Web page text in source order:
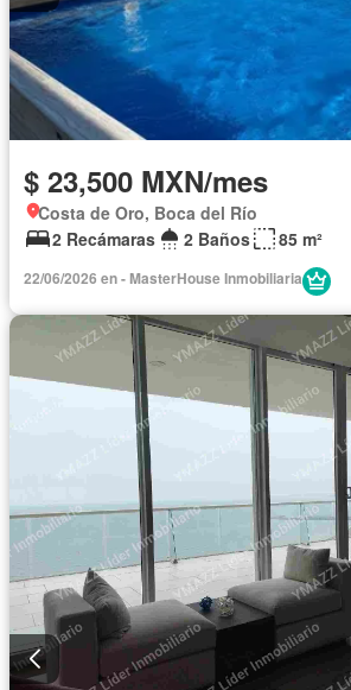
$ 23,500 MXN/mes
Costa de Oro, Boca del Río
2 Recámaras
2 Baños 85 m²
22/06/2026 en - MasterHouse Inmobiliaria